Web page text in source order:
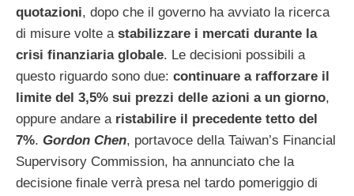
quotazioni, dopo che il governo ha avviato la ricerca
di misure volte a stabilizzare i mercati durante la
crisi finanziaria globale. Le decisioni possibili a
questo riguardo sono due: continuare a rafforzare il
limite del 3,5% sui prezzi delle azioni a un giorno,
oppure andare a ristabilire il precedente tetto del
7%. Gordon Chen, portavoce della Taiwan’s Financial
Supervisory Commission, ha annunciato che la
decisione finale verrà presa nel tardo pomeriggio di